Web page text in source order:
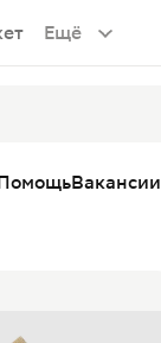
Ещё
Вакансии